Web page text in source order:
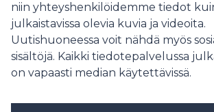
niin yhteyshenkilöidemme tiedot
julkaistavissa olevia kuvia ja videoita.
Uutishuoneessa voit nähdä myös
sisältöjä. Kaikki tiedotepalvelussa
on vapaasti median käytettävissä.